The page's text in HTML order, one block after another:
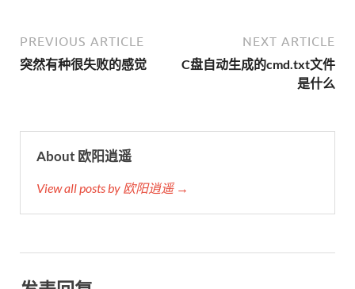
PREVIOUS ARTICLE
突然有种很失败的感觉
NEXT ARTICLE
C盘自动生成的cmd.txt文件
是什么
About 欧阳逍遥
View all posts by 欧阳逍遥 →